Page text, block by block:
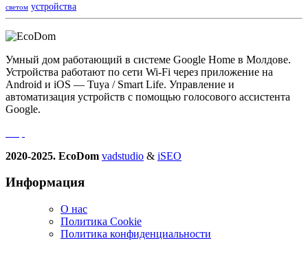
светом устройства
Умный дом работающий в системе Google Home в Молдове.
Устройства работают по сети Wi-Fi через приложение на
Android и iOS — Tuya / Smart Life. Управление и
автоматизация устройств с помощью голосового ассистента
Google.
2020-2025. EcoDom vadstudio & iSEO
Информация
О нас
Политика Сookie
Политика конфиденциальности